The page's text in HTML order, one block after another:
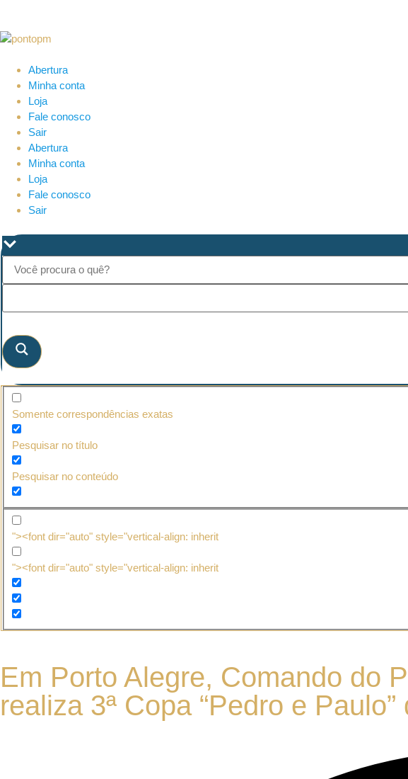
Abertura
Minha conta
Loja
Fale conosco
Sair
Abertura
Minha conta
Loja
Fale conosco
Sair
Somente correspondências exatas
Pesquisar no título
Pesquisar no conteúdo
"><font dir="auto" style="vertical-align: inherit
"><font dir="auto" style="vertical-align: inherit
Em Porto Alegre, Comando do
realiza 3ª Copa “Pedro e